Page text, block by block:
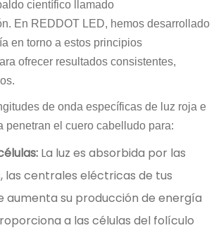
científico llamado
En REDDOT LED, hemos desarrollado
en torno a estos principios
ofrecer resultados consistentes,
de onda específicas de luz roja e
penetran el cuero cabelludo para:
La luz es absorbida por las
las centrales eléctricas de tus
aumenta su producción de energía
a las células del folículo